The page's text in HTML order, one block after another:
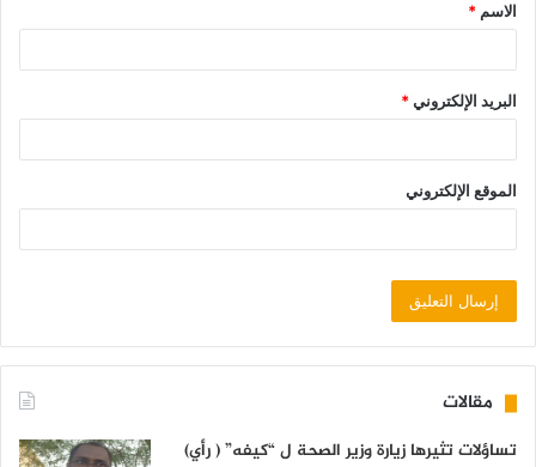
الاسم *
البريد الإلكتروني*
الموقع الإلكتروني
مقالات
تساؤلات تثيرها زيارة وزير الصحة ل “كيفه” ( رأي)